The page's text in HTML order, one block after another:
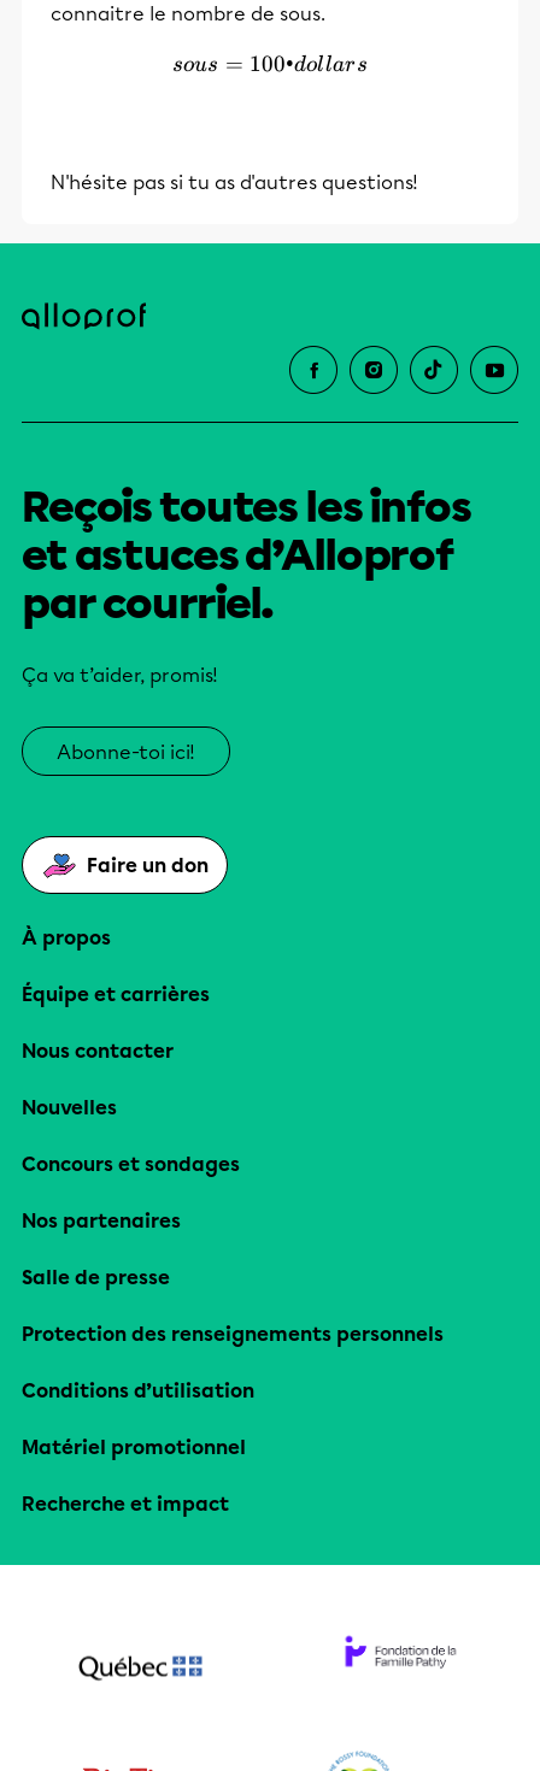
connaitre le nombre de sous.
sous = 100•dollars
sous = 100•dollars
N'hésite pas si tu as d'autres questions!
Reçois toutes les infos
et astuces d’Alloprof
par courriel.
Ça va t’aider, promis!
Abonne-toi ici!
Faire un don
À propos
Équipe et carrières
Nous contacter
Nouvelles
Concours et sondages
Nos partenaires
Salle de presse
Protection des renseignements personnels
Conditions d’utilisation
Matériel promotionnel
Recherche et impact